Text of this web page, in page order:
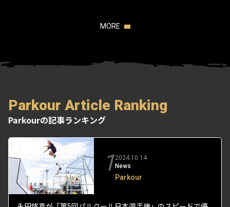
MORE
Parkour Article Ranking
Parkourの記事ランキング
12024.10.14
News
Parkour